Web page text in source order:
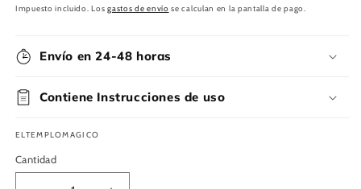
habitual
Impuesto incluido. Losgastos de envío se calculan en la pantalla de pago.
Envío en 24-48 horas
Contiene Instrucciones de uso
ELTEMPLOMAGICO
Cantidad